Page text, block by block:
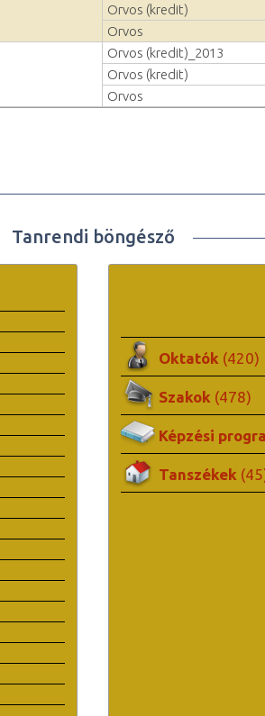
Orvos (kredit)
Orvos
Orvos (kredit)_2013
Orvos (kredit)
Orvos
Tanrendi böngésző
Oktatók (420)
Szakok (478)
Képzési
Tanszékek